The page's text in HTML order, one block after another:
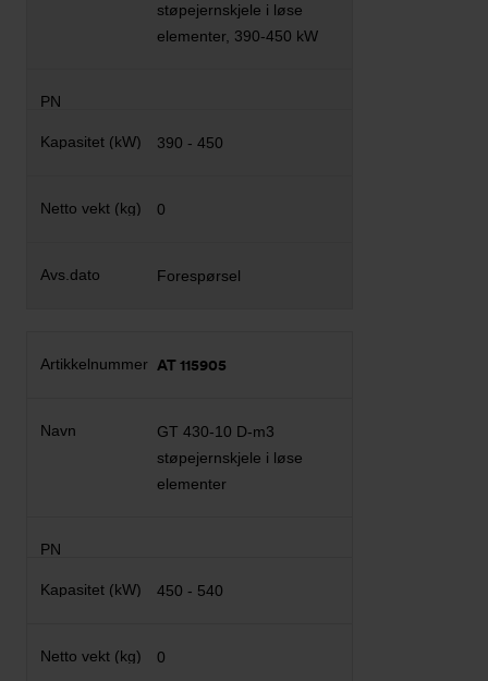
støpejernskjele i løse
elementer, 390-450 kW
390 - 450
0
Forespørsel
AT 115905
GT 430-10 D-m3
støpejernskjele i løse
elementer
450 - 540
0